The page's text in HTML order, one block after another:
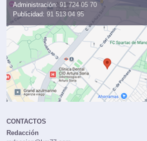
Administración: 91 724 05 70
Publicidad: 91 513 04 95
CONTACTOS
Redacción